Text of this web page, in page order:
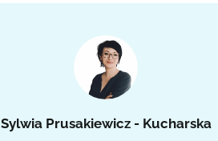
Sylwia Prusakiewicz - Kucharska